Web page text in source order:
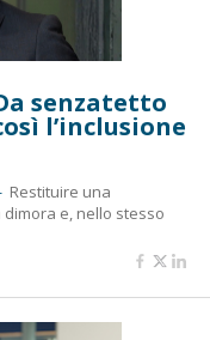
senzatetto
l’inclusione
Restituire una
e, nello stesso